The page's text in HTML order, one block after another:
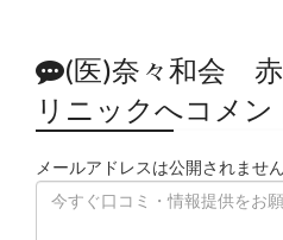
(医)奈々和会
リニックへコメン
メールアドレスは公開されませ